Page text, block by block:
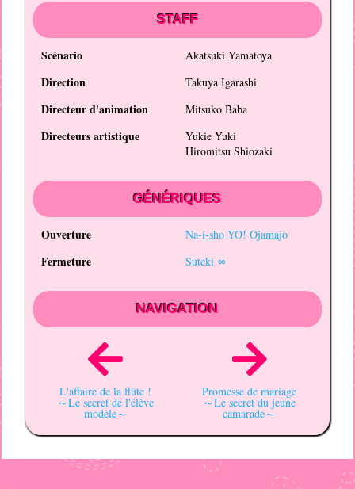
STAFF
Scénario Akatsuki Yamatoya
Direction Takuya Igarashi
Directeur d'animation Mitsuko Baba
Directeurs artistique
Yukie Yuki
Hiromitsu Shiozaki
GÉNÉRIQUES
Ouverture Na-i-sho YO! Ojamajo
Fermeture Suteki ∞
NAVIGATION
L'affaire de la flûte !
～Le secret de l'élève
modèle～
Promesse de mariage
～Le secret du jeune
camarade～